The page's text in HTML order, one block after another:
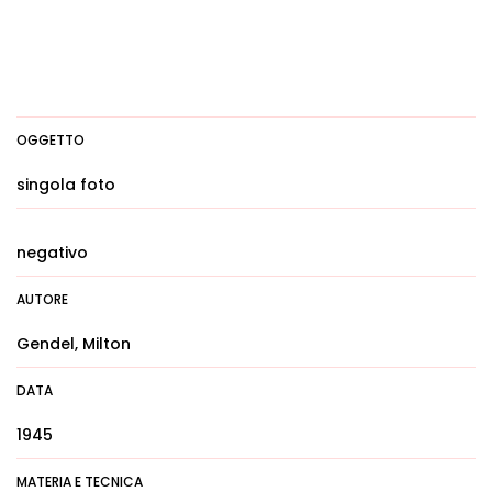
OGGETTO
singola foto
negativo
AUTORE
Gendel, Milton
DATA
1945
MATERIA E TECNICA